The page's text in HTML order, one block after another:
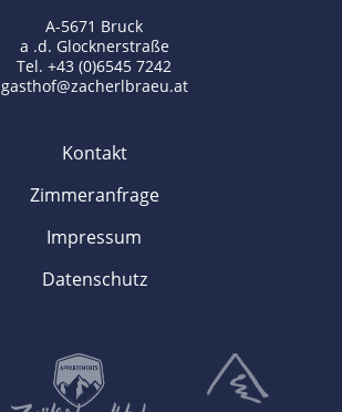
A-5671 Bruck
a .d. Glocknerstraße
Tel. +43 (0)6545 7242
gasthof@zacherlbraeu.at
Kontakt
Zimmeranfrage
Impressum
Datenschutz